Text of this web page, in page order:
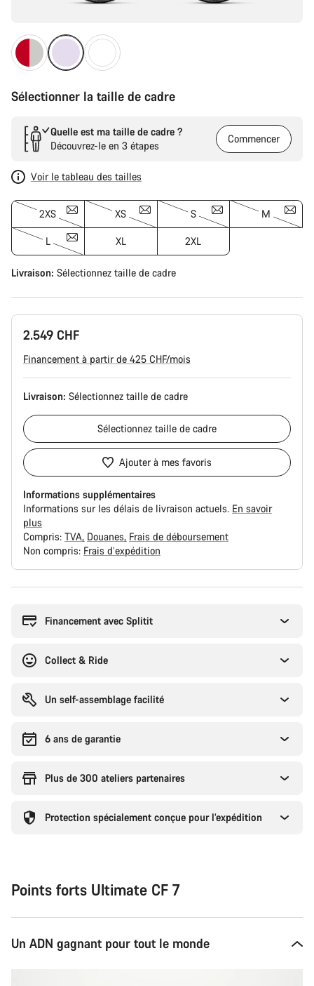
Sélectionner la taille de cadre
Quelle est ma taille de cadre ?
Découvrez-le en 3 étapes
Commencer
Voir le tableau des tailles
2XS XS S M
L XL 2XL
Livraison: Sélectionnez taille de cadre
2.549 CHF
Financement à partir de 425 CHF/mois
Livraison: Sélectionnez taille de cadre
Sélectionnez taille de cadre
Ajouter à mes favoris
Informations supplémentaires
Informations sur les délais de livraison actuels. En savoir
plus
Compris: TVA Douanes Frais de déboursement
Non compris: Frais d’expédition
Financement avec Splitit
Collect & Ride
Un self-assemblage facilité
6 ans de garantie
Plus de 300 ateliers partenaires
Protection spécialement conçue pour l’expédition
Points forts Ultimate CF 7
Un ADN gagnant pour tout le monde